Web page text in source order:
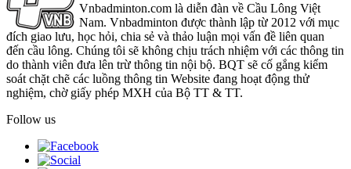
Vnbadminton.com là diễn đàn về Cầu Lông Việt
Nam. Vnbadminton được thành lập từ 2012 với mục
đích giao lưu, học hỏi, chia sẻ và thảo luận mọi vấn đề liên quan
đến cầu lông. Chúng tôi sẽ không chịu trách nhiệm với các thông tin
do thành viên đưa lên trừ thông tin nội bộ. BQT sẽ cố gắng kiểm
soát chặt chẽ các luồng thông tin Website đang hoạt động thử
nghiệm, chờ giấy phép MXH của Bộ TT & TT.
Follow us